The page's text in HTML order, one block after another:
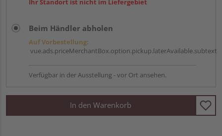
Ihr Standort ist nicht im Liefergebiet
Beim Händler abholen
Auf Vorbestellung:
vue.ads.priceMerchantBox.option.pickup.laterAvailable.subtext
Verfügbar in der Ausstellung - vor Ort ansehen.
In den Warenkorb